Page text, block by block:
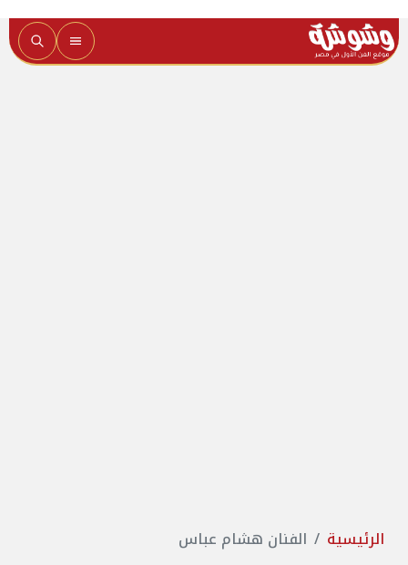
الرئيسية الفنان هشام عباس